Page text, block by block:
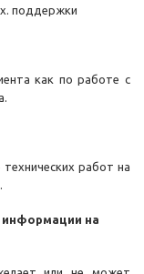
поддержки
как по работе с
работ на
информации на